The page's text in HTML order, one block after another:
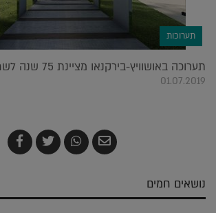
תערוכות
תערוכה באושוויץ-בירקנאו מציינת 75 שנה לשחרור המחנה |
01.07.2019
שלח
בדואר
שתף
ב-
צייץ
ב-
שתף
ב-
נושאים חמים